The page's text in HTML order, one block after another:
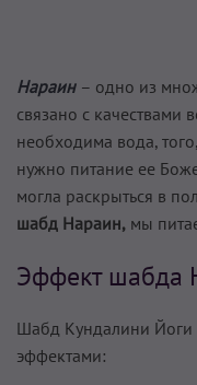
Нараин – одно из
связано с качествами
необходима вода,
нужно питание ее
могла раскрыться в
шабд Нараин, мы
Эффект шабда
Шабд Кундалини Йоги
эффектами: